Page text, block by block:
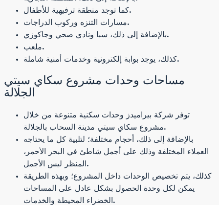
كما توجد منطقة ترفيهية للأطفال.
مسارات التنزه وركوب الدراجات.
بالإضافة إلى ذلك، سبا ونادي صحي وجاكوزي.
ملعب.
كذلك، يوجد بوابة إلكترونية وخدمات أمنية شاملة.
مساحات وحدات مشروع سكاي سيتي
الجلالة
توفر شركة بيراميدز وحدات سكنية متنوعة من خلال
مشروع سكاي سيتي مدينة السحاب بالجلالة.
بالإضافة إلى ذلك، أحجام مختلفة؛ لتلبية كل ما يحتاجه
العملاء المختلفة وذلك على أجمل شاطئ في البحر الأحمر،
المنظر ليس الأجمل.
كذلك، يتم تخصيص الوحدات داخل المشروع؛ وبهذه الطريقة
يمكن لكل وحدة الحصول بشكل عادل على المساحات
الخضراء المحيطة والخدمات.